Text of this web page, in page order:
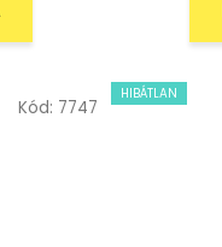
Kód: 7747
HIBÁTLAN